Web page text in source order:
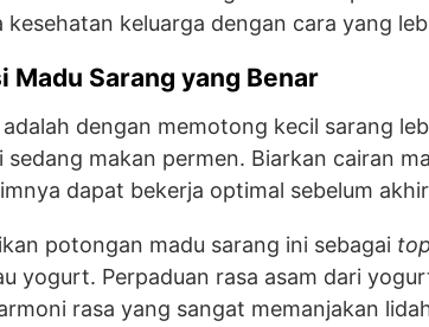
keluarga dengan cara yang
Madu Sarang yang Benar
dengan memotong kecil sarang
makan permen. Biarkan cairan
dapat bekerja optimal sebelum
potongan madu sarang ini sebagai
yogurt. Perpaduan rasa asam dari
rasa yang sangat memanjakan